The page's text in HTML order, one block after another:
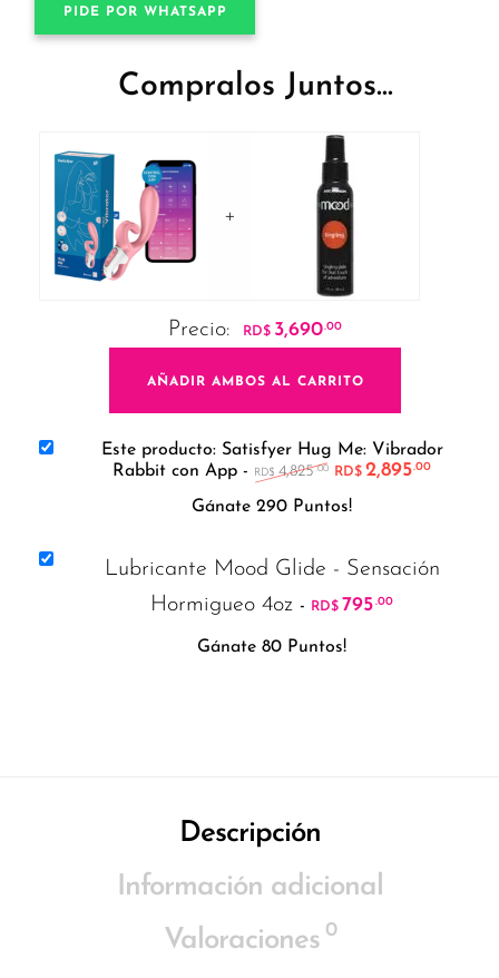
PIDE POR WHATSAPP
Compralos Juntos...
+
Precio: RD$ 3,690.00
AÑADIR AMBOS AL CARRITO
Este producto: Satisfyer Hug Me: Vibrador
Rabbit con App - RD$ 4,825.00 El precio original
RD$ 2,895.00El
Gánate 290 Puntos!
Lubricante Mood Glide - Sensación
Hormigueo 4oz- RD$ 795.00
Gánate 80 Puntos!
Descripción
Información adicional
Valoraciones 0